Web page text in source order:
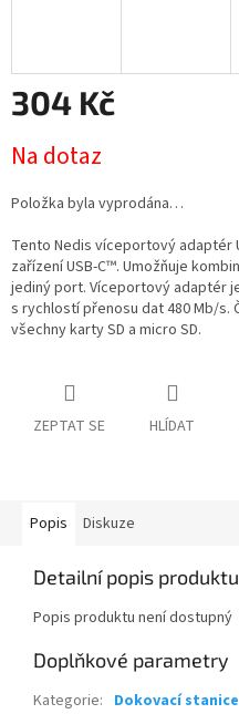
304 Kč
cena:
Na dotaz
Položka byla vyprodána…
Tento Nedis víceportový adaptér
zařízení USB-C™. Umožňuje
jediný port. Víceportový adaptér
s rychlostí přenosu dat 480 Mb/
všechny karty SD a micro SD.
ZEPTAT SE HLÍDAT
Popis Diskuze
Detailní popis produktu
Popis produktu není dostupný
Doplňkové parametry
Kategorie: Dokovací